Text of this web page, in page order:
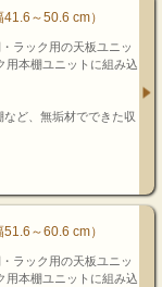
～50.6 cm）
ラック用の天板ユニッ
用本棚ユニットに組み込
ど、無垢材でできた収
～60.6 cm）
ラック用の天板ユニッ
用本棚ユニットに組み込